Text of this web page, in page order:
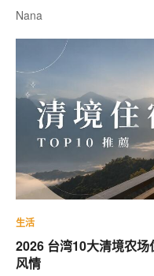
Nana
生活
2026 台湾10大清境农
风情